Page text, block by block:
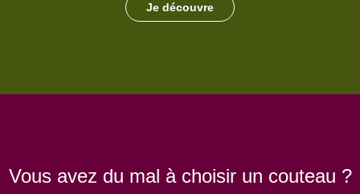
Je découvre
Vous avez du mal à choisir un couteau ?